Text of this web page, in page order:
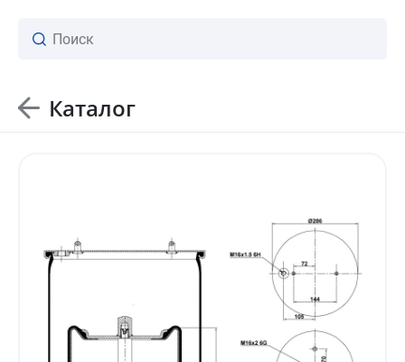
Каталог